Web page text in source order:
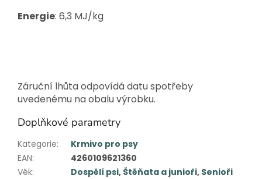
Energie: 6,3 MJ/kg
Záruční lhůta odpovídá datu spotřeby
uvedenému na obalu výrobku.
Doplňkové parametry
Kategorie:
Krmivo pro psy
EAN:
4260109621360
Věk: Dospělí psi, Štěňata a junioři, Senioři